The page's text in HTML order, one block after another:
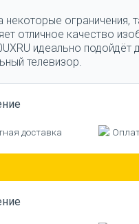
некоторые ограничения,
отличное качество
идеально подойдёт
телевизор.
доставка